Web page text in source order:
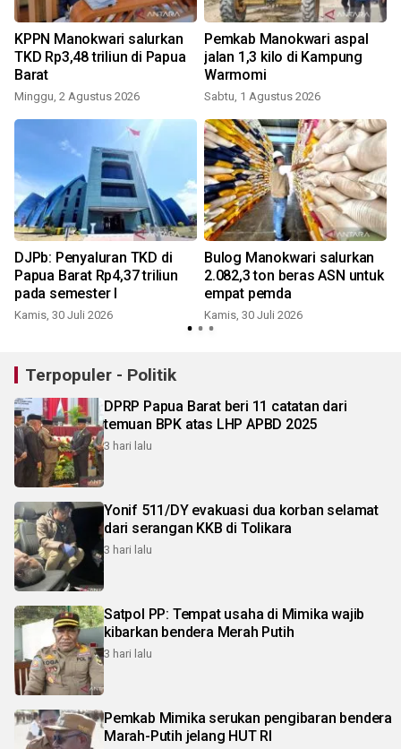
KPPN Manokwari salurkan
TKD Rp3,48 triliun di Papua
Barat
Minggu, 2 Agustus 2026
Pemkab Manokwari aspal
jalan 1,3 kilo di Kampung
Warmomi
Sabtu, 1 Agustus 2026
DJPb: Penyaluran TKD di
Papua Barat Rp4,37 triliun
pada semester I
Kamis, 30 Juli 2026
Bulog Manokwari salurkan
2.082,3 ton beras ASN untuk
empat pemda
Kamis, 30 Juli 2026
Terpopuler - Politik
DPRP Papua Barat beri 11 catatan dari
temuan BPK atas LHP APBD 2025
3 hari lalu
Yonif 511/DY evakuasi dua korban selamat
dari serangan KKB di Tolikara
3 hari lalu
Satpol PP: Tempat usaha di Mimika wajib
kibarkan bendera Merah Putih
3 hari lalu
Pemkab Mimika serukan pengibaran bendera
Marah-Putih jelang HUT RI